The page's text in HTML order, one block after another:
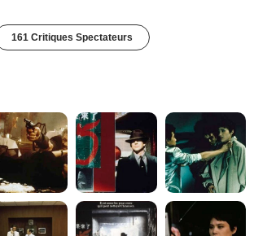
161 Critiques Spectateurs